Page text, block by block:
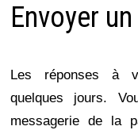
Envoyer
Les réponses à
quelques jours.
messagerie de la